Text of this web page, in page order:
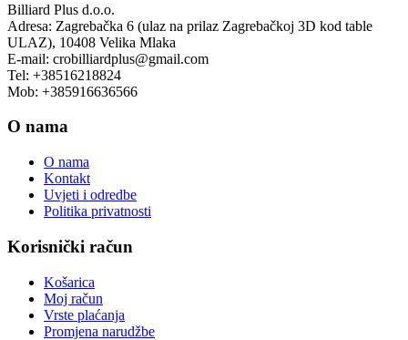
Billiard Plus d.o.o.
Adresa: Zagrebačka 6 (ulaz na prilaz Zagrebačkoj 3D kod table
ULAZ), 10408 Velika Mlaka
E-mail: crobilliardplus@gmail.com
Tel: +38516218824
Mob: +385916636566
O nama
O nama
Kontakt
Uvjeti i odredbe
Politika privatnosti
Korisnički račun
Košarica
Moj račun
Vrste plaćanja
Promjena narudžbe